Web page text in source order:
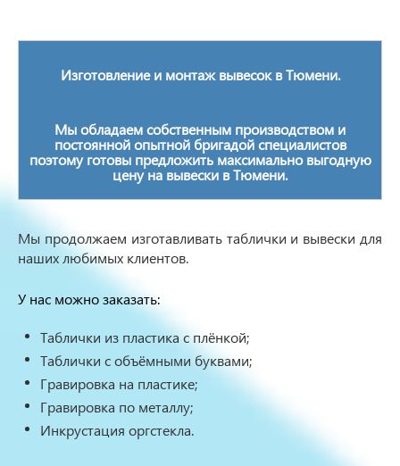
Изготовление и монтаж вывесок в Тюмени.
Мы обладаем собственным производством и
постоянной опытной бригадой специалистов
поэтому готовы предложить максимально выгодную
цену на вывески в Тюмени.
Мы продолжаем изготавливать таблички и вывески для
наших любимых клиентов.
У нас можно заказать:
Таблички из пластика с плёнкой;
Таблички с объёмными буквами;
Гравировка на пластике;
Гравировка по металлу;
Инкрустация оргстекла.